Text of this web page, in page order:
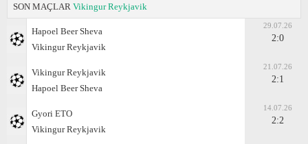
SON MAÇLAR Vikingur Reykjavik
Hapoel Beer Sheva
Vikingur Reykjavik
29.07.26
2:0
Vikingur Reykjavik
Hapoel Beer Sheva
21.07.26
2:1
Gyоri ETO
Vikingur Reykjavik
14.07.26
2:2